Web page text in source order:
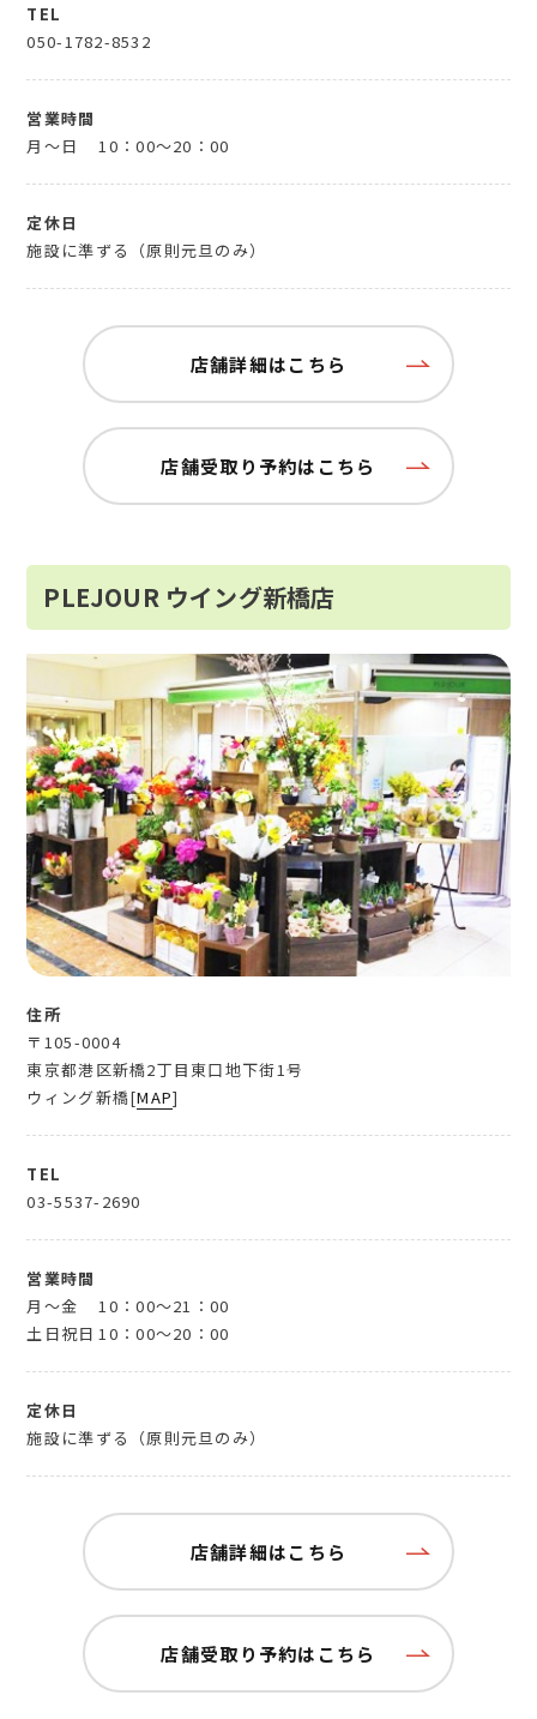
TEL
050-1782-8532
営業時間
月～日
10：00～20：00
定休日
施設に準ずる（原則元旦のみ）
店舗詳細はこちら
店舗受取り予約はこちら
PLEJOUR ウイング新橋店
住所
〒105-0004
東京都港区新橋2丁目東口地下街1号
ウィング新橋[MAP]
TEL
03-5537-2690
営業時間
月～金
10：00～21：00
土日祝日 10：00～20：00
定休日
施設に準ずる（原則元旦のみ）
店舗詳細はこちら
店舗受取り予約はこちら